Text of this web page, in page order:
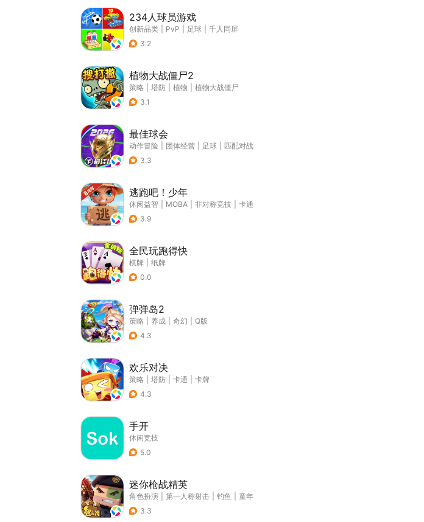
234人球员游戏
创新品类 PvP 足球
千人同屏
3.2
植物大战僵尸2
策略 塔防 植物
植物大战僵尸
3.1
最佳球会
动作冒险 团体经营 足球
匹配对战
3.3
逃跑吧！少年
休闲益智 MOBA 非对称竞技
卡通
3.9
全民玩跑得快
棋牌
纸牌
0.0
弹弹岛2
策略 养成 奇幻
Q版
4.3
欢乐对决
策略 塔防 卡通
卡牌
4.3
手开
休闲竞技
5.0
迷你枪战精英
角色扮演 第一人称射击 钓鱼
童年
3.3